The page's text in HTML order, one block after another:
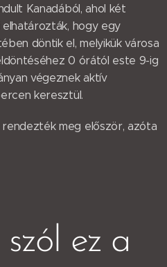
Kanadából, ahol két
hogy egy
döntik el, melyikük városa
0 órától este 9-ig
végeznek aktív
keresztül.
meg először, azóta
ez a